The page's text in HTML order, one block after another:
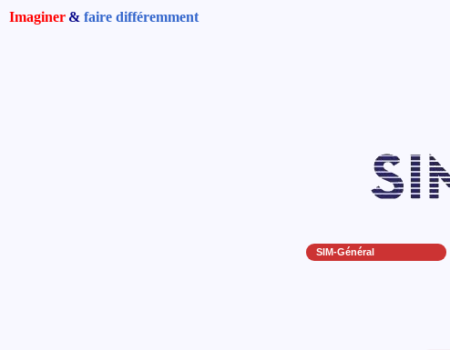
Imaginer & faire différemment
SIM-Général